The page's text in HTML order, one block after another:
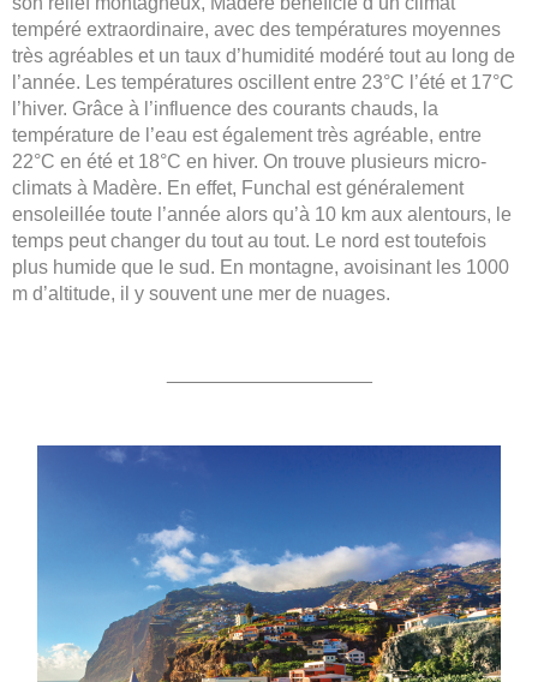
tempéré extraordinaire, avec des températures moyennes
très agréables et un taux d’humidité modéré tout au long de
l’année. Les températures oscillent entre 23°C l’été et 17°C
l’hiver. Grâce à l’influence des courants chauds, la
température de l’eau est également très agréable, entre
22°C en été et 18°C en hiver. On trouve plusieurs micro-
climats à Madère. En effet, Funchal est généralement
ensoleillée toute l’année alors qu’à 10 km aux alentours, le
temps peut changer du tout au tout. Le nord est toutefois
plus humide que le sud. En montagne, avoisinant les 1000
m d’altitude, il y souvent une mer de nuages.